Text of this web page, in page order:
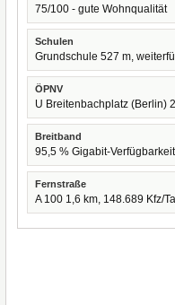
75/100 - gute Wohnqualität
Schulen
Grundschule 527 m,
ÖPNV
U Breitenbachplatz (Berlin)
Breitband
95,5 % Gigabit-Verfügbarkeit
Fernstraße
A 100 1,6 km, 148.689 Kfz/